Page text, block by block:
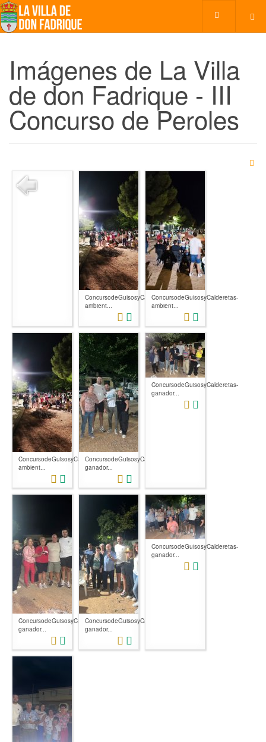
Imágenes de La Villa
de don Fadrique - III
Concurso de Peroles
ConcursodeGuisosyCalderetas-
ambient...
ConcursodeGuisosyCalderetas-
ambient...
ConcursodeGuisosyCalderetas-
ambient...
ConcursodeGuisosyCalderetas-
ganador...
ConcursodeGuisosyCalderetas-
ganador...
ConcursodeGuisosyCalderetas-
ganador...
ConcursodeGuisosyCalderetas-
ganador...
ConcursodeGuisosyCalderetas-
ganador...